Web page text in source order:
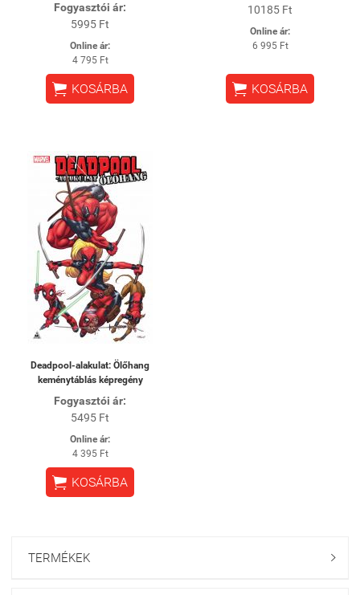
Fogyasztói ár:
5995 Ft
Online ár:
4 795 Ft
 KOSÁRBA
10185 Ft
Online ár:
6 995 Ft
 KOSÁRBA
Deadpool-alakulat: Ölőhang
keménytáblás képregény
Fogyasztói ár:
5495 Ft
Online ár:
4 395 Ft
 KOSÁRBA
TERMÉKEK 